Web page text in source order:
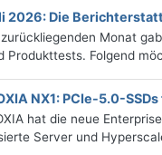
2026: Die
Monat
Produkttests. Folgend
NX1: PCIe-5.0-
hat die neue
Server und